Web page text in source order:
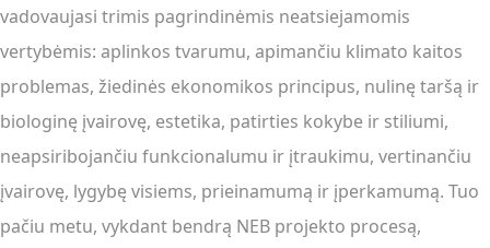
vadovaujasi trimis pagrindinėmis neatsiejamomis
vertybėmis: aplinkos tvarumu, apimančiu klimato kaitos
problemas, žiedinės ekonomikos principus, nulinę taršą ir
biologinę įvairovę, estetika, patirties kokybe ir stiliumi,
neapsiribojančiu funkcionalumu ir įtraukimu, vertinančiu
įvairovę, lygybę visiems, prieinamumą ir įperkamumą. Tuo
pačiu metu, vykdant bendrą NEB projekto procesą,